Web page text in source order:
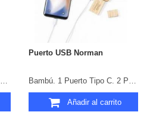
Bambú. Inalámbrico 5W. 4 Puertos. USB 2.0.
Puerto USB Norman
Bambú. 1 Puerto Tipo C. 2 Puertos USB 2.0.
Añadir al carrito